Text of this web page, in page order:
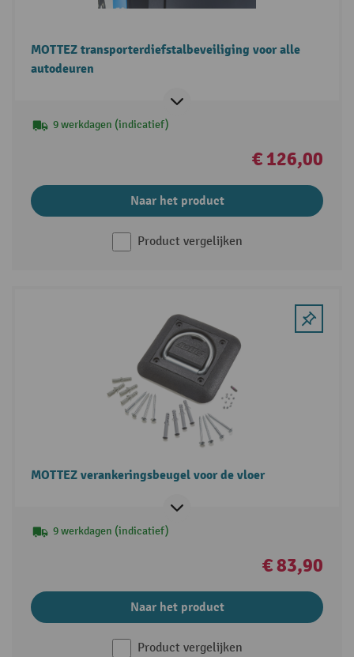
MOTTEZ transporterdiefstalbeveiliging voor alle
autodeuren
9 werkdagen (indicatief)
€ 126,00
Naar het product
Product vergelijken
MOTTEZ verankeringsbeugel voor de vloer
9 werkdagen (indicatief)
€ 83,90
Naar het product
Product vergelijken